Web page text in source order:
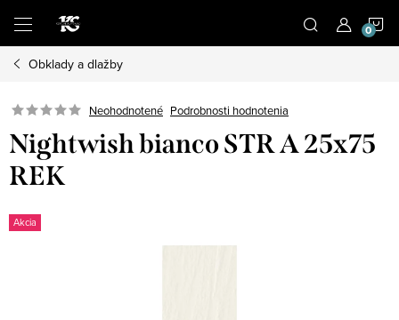
obsah
Obklady a dlažby
Neohodnotené Podrobnosti hodnotenia
Nightwish bianco STR A 25x75
REK
Akcia